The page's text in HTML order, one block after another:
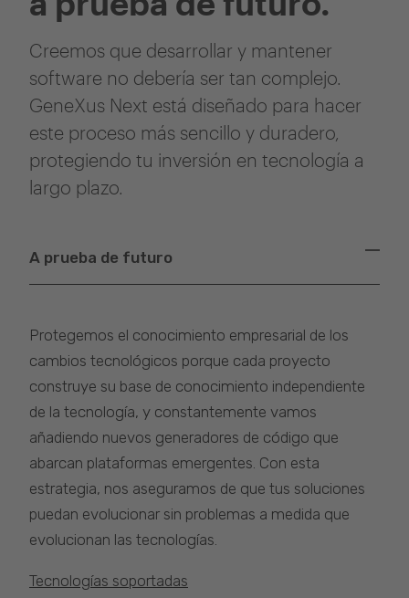
Creemos que desarrollar y mantener
software no debería ser tan complejo.
GeneXus Next está diseñado para hacer
este proceso más sencillo y duradero,
protegiendo tu inversión en tecnología a
largo plazo.
A prueba de futuro
Protegemos el conocimiento empresarial de los
cambios tecnológicos porque cada proyecto
construye su base de conocimiento independiente
de la tecnología, y constantemente vamos
añadiendo nuevos generadores de código que
abarcan plataformas emergentes. Con esta
estrategia, nos aseguramos de que tus soluciones
puedan evolucionar sin problemas a medida que
evolucionan las tecnologías.
Tecnologías soportadas